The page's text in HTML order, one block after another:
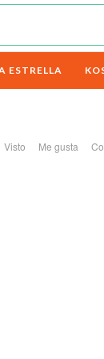
ESTRELLA
Visto Me gusta